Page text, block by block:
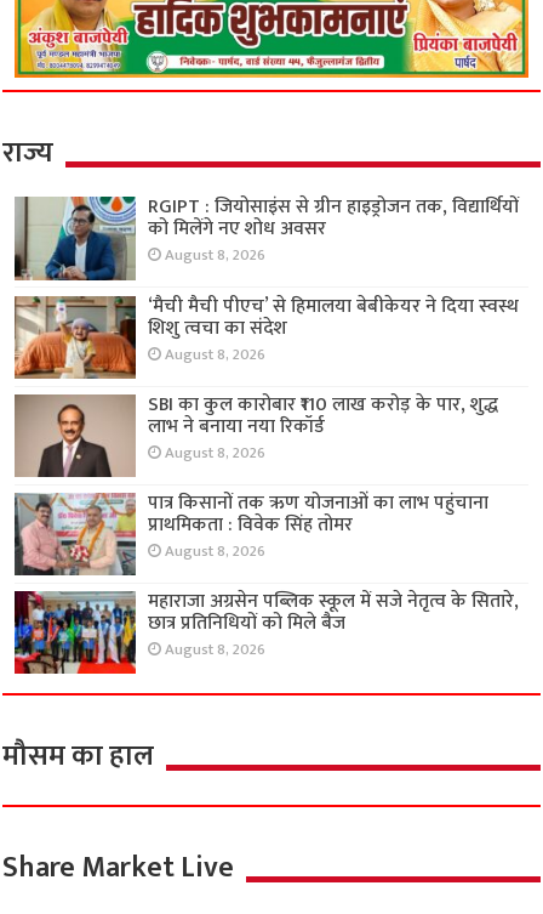
राज्य
RGIPT : जियोसाइंस से ग्रीन हाइड्रोजन तक, विद्यार्थियों
को मिलेंगे नए शोध अवसर
August 8, 2026
‘मैची मैची पीएच’ से हिमालया बेबीकेयर ने दिया स्वस्थ
शिशु त्वचा का संदेश
August 8, 2026
SBI का कुल कारोबार ₹110 लाख करोड़ के पार, शुद्ध
लाभ ने बनाया नया रिकॉर्ड
August 8, 2026
पात्र किसानों तक ऋण योजनाओं का लाभ पहुंचाना
प्राथमिकता : विवेक सिंह तोमर
August 8, 2026
महाराजा अग्रसेन पब्लिक स्कूल में सजे नेतृत्व के सितारे,
छात्र प्रतिनिधियों को मिले बैज
August 8, 2026
मौसम का हाल
Share Market Live